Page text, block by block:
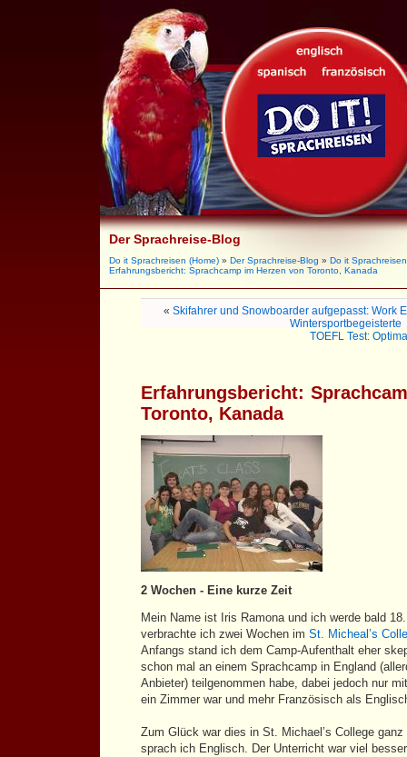
Der Sprachreise-Blog
Do it Sprachreisen (Home) » Der Sprachreise-Blog » Do it Sprachreisen
Erfahrungsbericht: Sprachcamp im Herzen von Toronto, Kanada
« Skifahrer und Snowboarder aufgepasst: Work
Wintersportbegeisterte
TOEFL Test:
Erfahrungsbericht:
Toronto, Kanada
2 Wochen - Eine kurze Zeit
Mein Name ist Iris Ramona und ich werde bald
verbrachte ich zwei Wochen im St. Micheal’s
Anfangs stand ich dem Camp-Aufenthalt eher
schon mal an einem Sprachcamp in England
Anbieter) teilgenommen habe, dabei jedoch nur
ein Zimmer war und mehr Französisch als
Zum Glück war dies in St. Michael’s College
sprach ich Englisch. Der Unterricht war viel